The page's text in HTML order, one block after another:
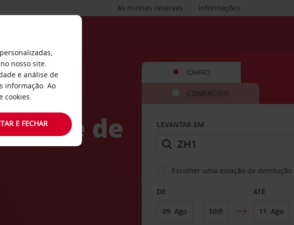
Informações
As minhas reservas
de
CARRO
COMERCIAIS
LEVANTAR EM
Escolher uma estação de
DE ATÉ
nosso site.
e análise de
informação. Ao
cookies.
E FECHAR